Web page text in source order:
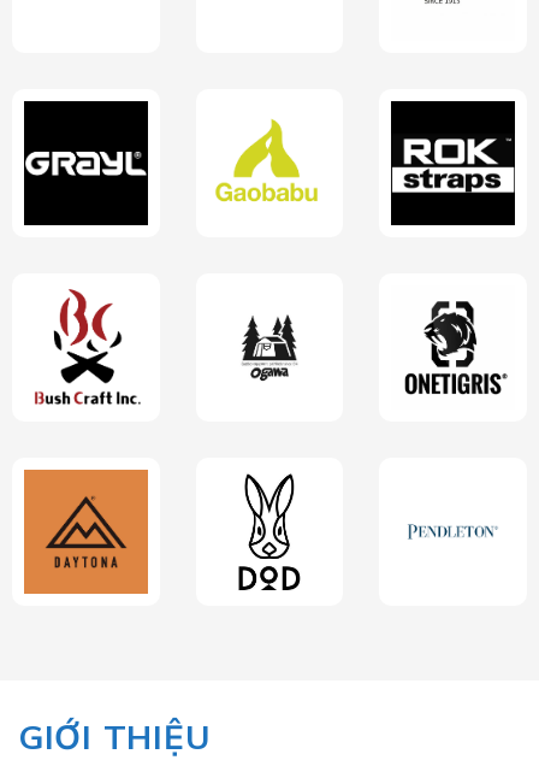
GIỚI THIỆU